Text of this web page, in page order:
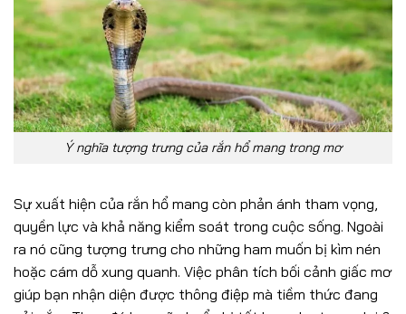
Ý nghĩa tượng trưng của rắn hổ mang trong mơ
Sự xuất hiện của rắn hổ mang còn phản ánh tham vọng,
quyền lực và khả năng kiểm soát trong cuộc sống. Ngoài
ra nó cũng tượng trưng cho những ham muốn bị kìm nén
hoặc cám dỗ xung quanh. Việc phân tích bối cảnh giấc mơ
giúp bạn nhận diện được thông điệp mà tiềm thức đang